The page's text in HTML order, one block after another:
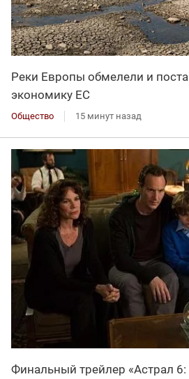
Реки Европы обмелели и
экономику ЕС
Общество 15 минут назад
Финальный трейлер «Астрал 6: